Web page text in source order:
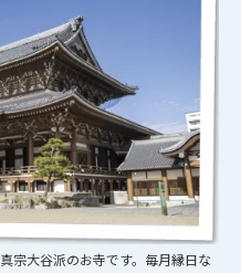
宗大谷派のお寺です。毎月縁日な